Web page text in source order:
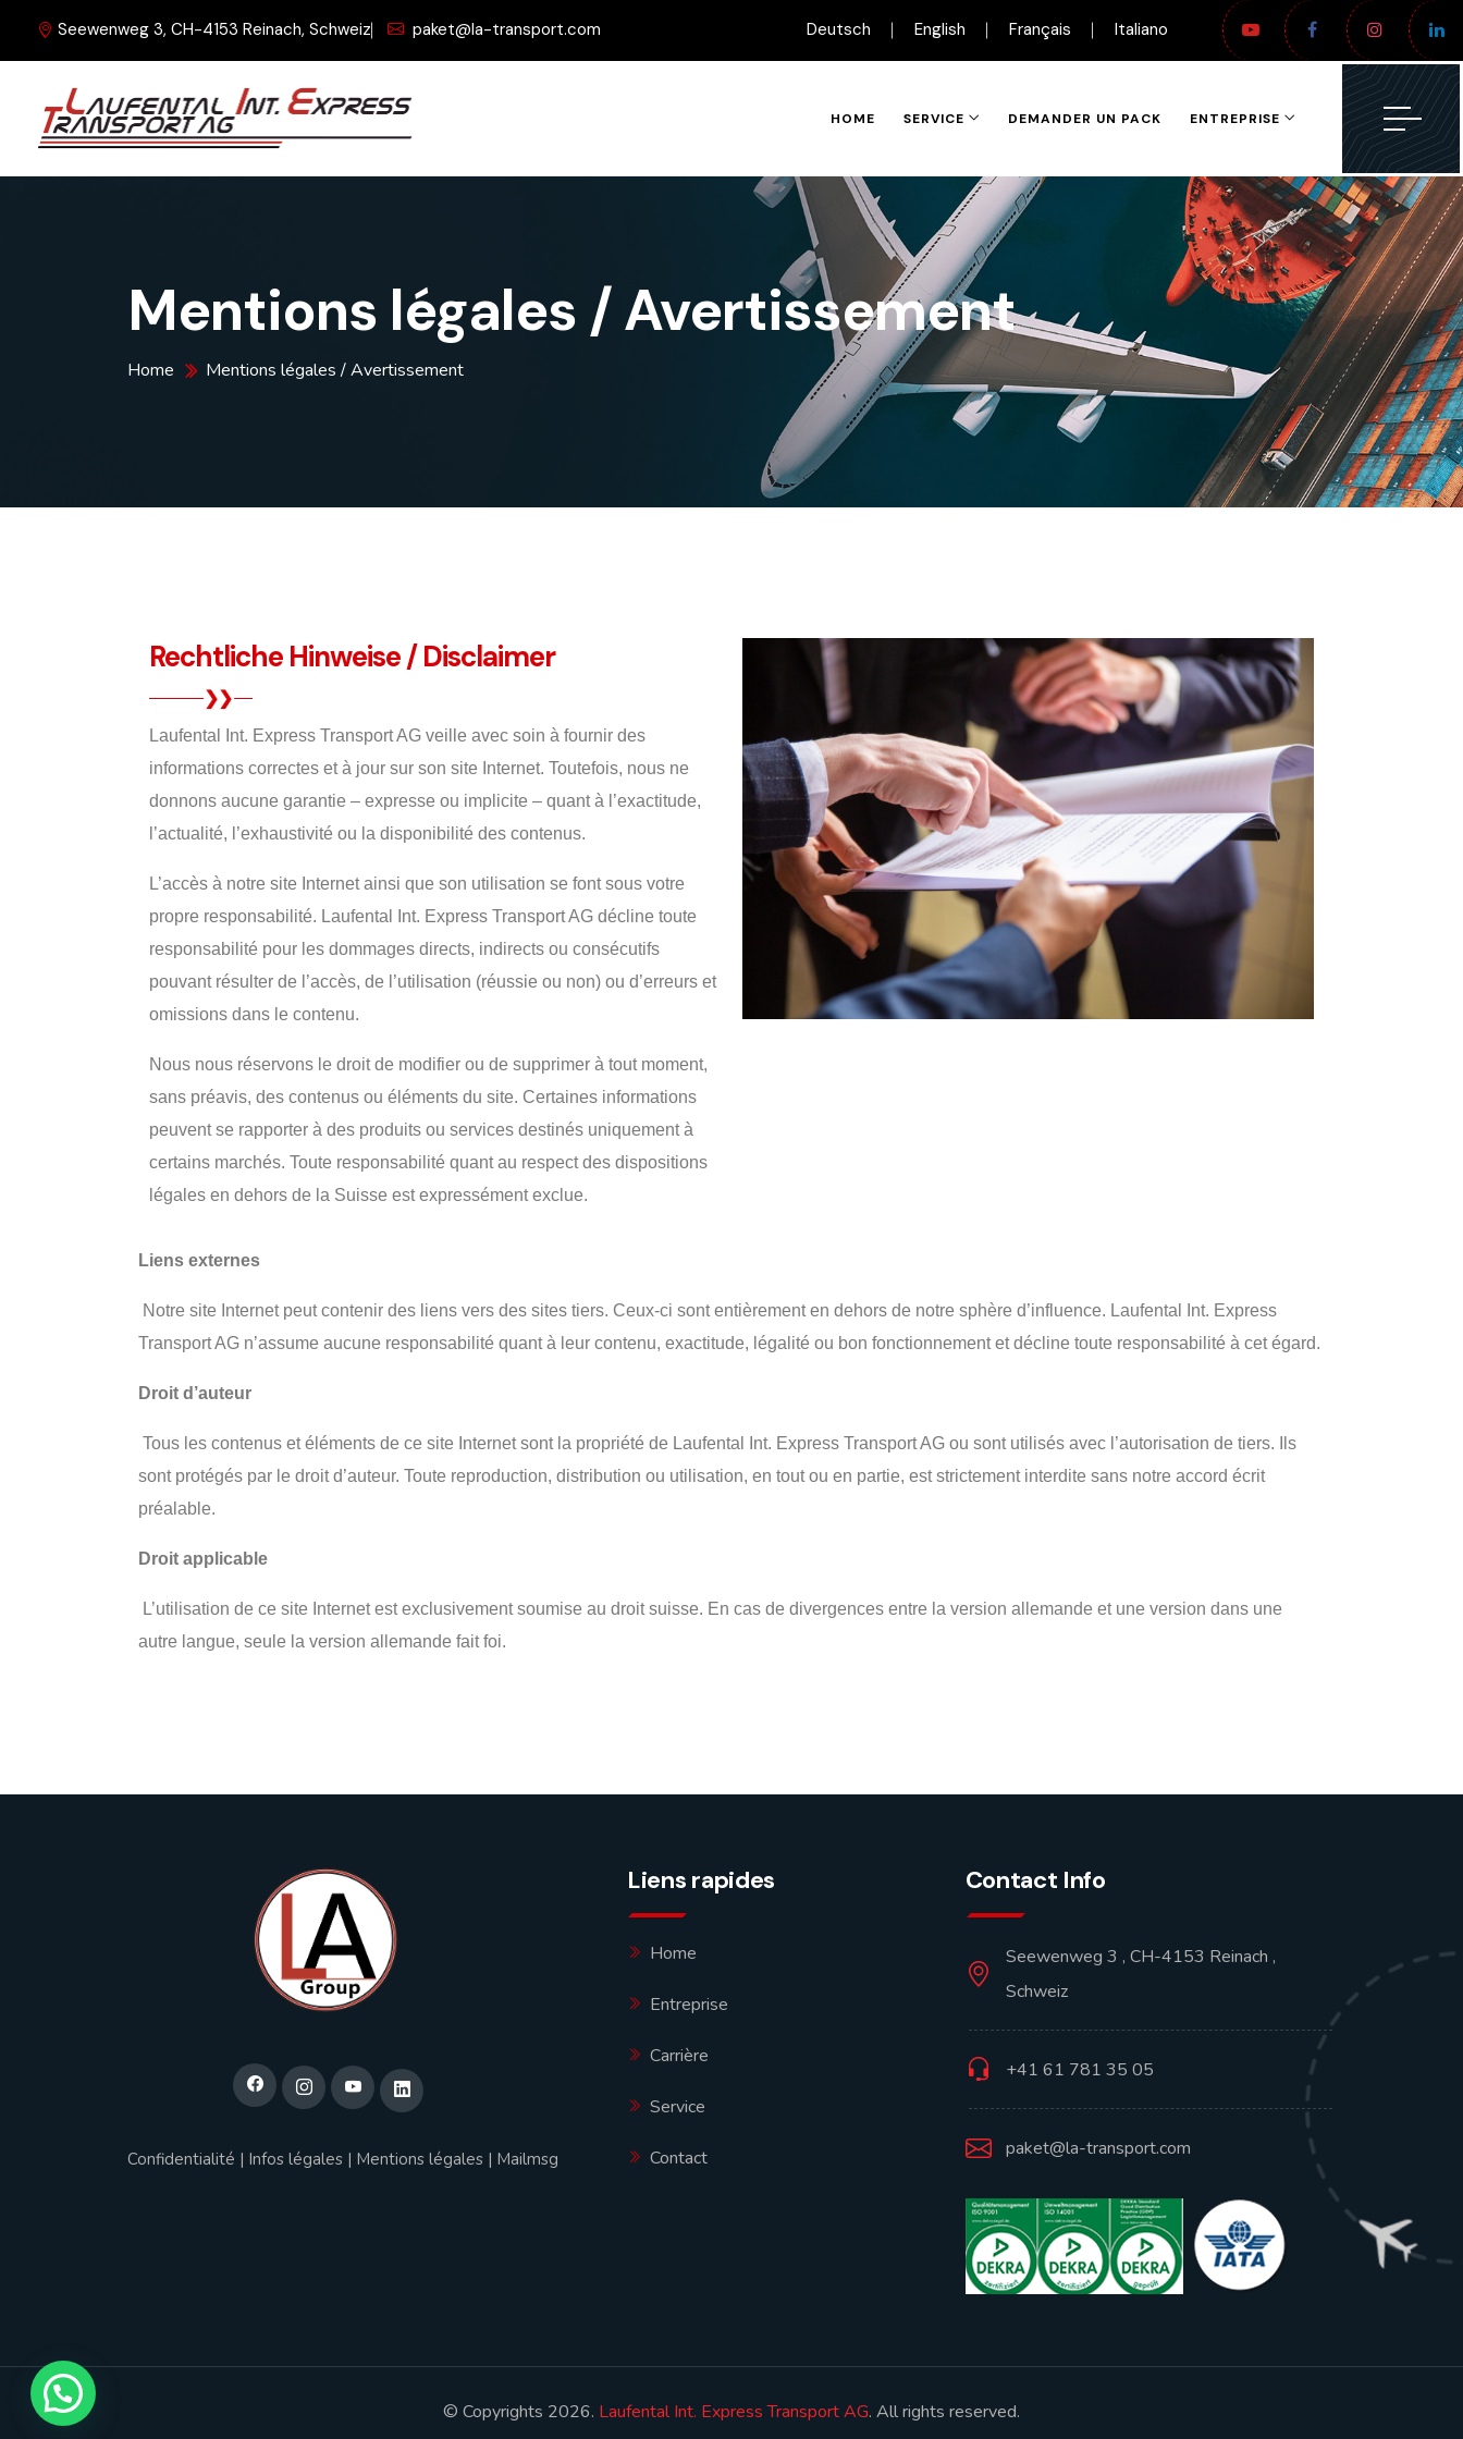
Seewenweg 3, CH-4153 Reinach, Schweiz paket@la-transport.com Deutsch English Français Italiano
HOME SERVICE DEMANDER UN PACK ENTREPRISE
Mentions légales / Avertissement
Home Mentions légales / Avertissement
Rechtliche Hinweise / Disclaimer
Laufental Int. Express Transport AG veille avec soin à fournir des
informations correctes et à jour sur son site Internet. Toutefois, nous ne
donnons aucune garantie – expresse ou implicite – quant à l’exactitude,
l’actualité, l’exhaustivité ou la disponibilité des contenus.
L’accès à notre site Internet ainsi que son utilisation se font sous votre
propre responsabilité. Laufental Int. Express Transport AG décline toute
responsabilité pour les dommages directs, indirects ou consécutifs
pouvant résulter de l’accès, de l’utilisation (réussie ou non) ou d’erreurs et
omissions dans le contenu.
Nous nous réservons le droit de modifier ou de supprimer à tout moment,
sans préavis, des contenus ou éléments du site. Certaines informations
peuvent se rapporter à des produits ou services destinés uniquement à
certains marchés. Toute responsabilité quant au respect des dispositions
légales en dehors de la Suisse est expressément exclue.
Liens externes
Notre site Internet peut contenir des liens vers des sites tiers. Ceux-ci sont entièrement en dehors de notre sphère d’influence. Laufental Int. Express
Transport AG n’assume aucune responsabilité quant à leur contenu, exactitude, légalité ou bon fonctionnement et décline toute responsabilité à cet égard.
Droit d’auteur
Tous les contenus et éléments de ce site Internet sont la propriété de Laufental Int. Express Transport AG ou sont utilisés avec l’autorisation de tiers. Ils
sont protégés par le droit d’auteur. Toute reproduction, distribution ou utilisation, en tout ou en partie, est strictement interdite sans notre accord écrit
préalable.
Droit applicable
L’utilisation de ce site Internet est exclusivement soumise au droit suisse. En cas de divergences entre la version allemande et une version dans une
autre langue, seule la version allemande fait foi.
Confidentialité | Infos légales | Mentions légales | Mailmsg
Liens rapides
Home
Entreprise
Carrière
Service
Contact
Contact Info
Seewenweg 3 , CH-4153 Reinach ,
Schweiz
+41 61 781 35 05
paket@la-transport.com
© Copyrights 2026. Laufental Int. Express Transport AG. All rights reserved.